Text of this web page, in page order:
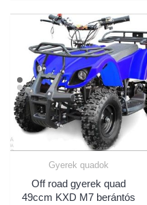
Gyerek quadok
Off road gyerek quad
49ccm KXD M7 berántós